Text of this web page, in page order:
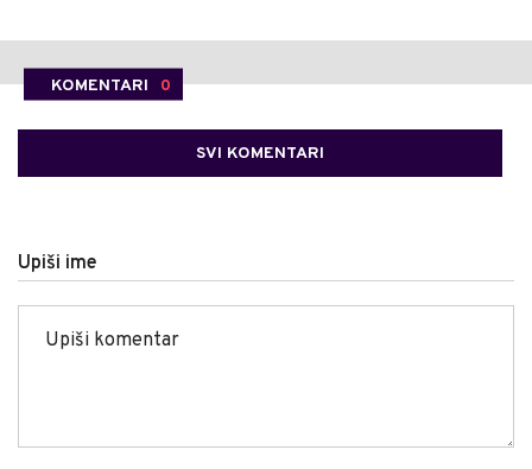
KOMENTARI 0
SVI KOMENTARI
Upiši ime